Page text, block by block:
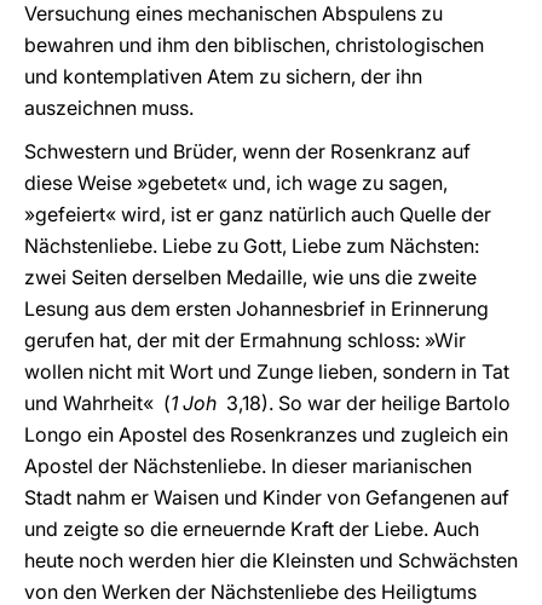
Versuchung eines mechanischen Abspulens zu
bewahren und ihm den biblischen, christologischen
und kontemplativen Atem zu sichern, der ihn
auszeichnen muss.
Schwestern und Brüder, wenn der Rosenkranz auf
diese Weise »gebetet« und, ich wage zu sagen,
»gefeiert« wird, ist er ganz natürlich auch Quelle der
Nächstenliebe. Liebe zu Gott, Liebe zum Nächsten:
zwei Seiten derselben Medaille, wie uns die zweite
Lesung aus dem ersten Johannesbrief in Erinnerung
gerufen hat, der mit der Ermahnung schloss: »Wir
wollen nicht mit Wort und Zunge lieben, sondern in Tat
und Wahrheit« (1 Joh 3,18). So war der heilige Bartolo
Longo ein Apostel des Rosenkranzes und zugleich ein
Apostel der Nächstenliebe. In dieser marianischen
Stadt nahm er Waisen und Kinder von Gefangenen auf
und zeigte so die erneuernde Kraft der Liebe. Auch
heute noch werden hier die Kleinsten und Schwächsten
von den Werken der Nächstenliebe des Heiligtums